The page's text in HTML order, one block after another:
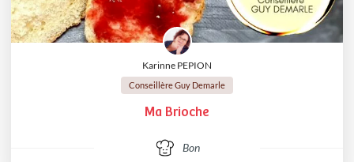
Karinne PEPION
Conseillère Guy Demarle
Ma Brioche
Bon